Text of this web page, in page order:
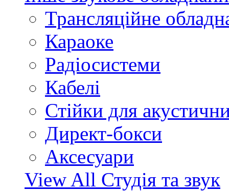
Трансляційне
Караоке
Радіосистеми
Кабелі
Стійки для
Директ-бокси
Аксесуари
View All Студія та звук